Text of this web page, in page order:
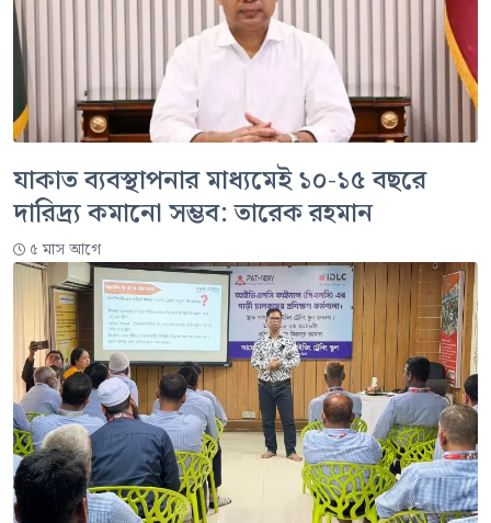
যাকাত ব্যবস্থাপনার মাধ্যমেই ১০-১৫ বছরে
দারিদ্র্য কমানো সম্ভব: তারেক রহমান
৫ মাস আগে